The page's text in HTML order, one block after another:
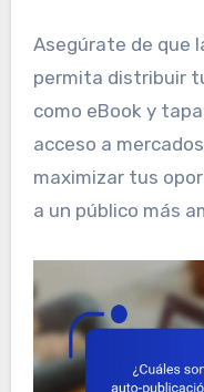
Asegúrate de que
permita distribuir
como eBook y
acceso a
maximizar tus
a un público más